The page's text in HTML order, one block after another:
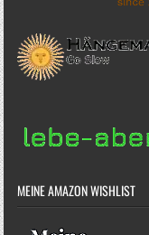
MEINE AMAZON WISHLIST